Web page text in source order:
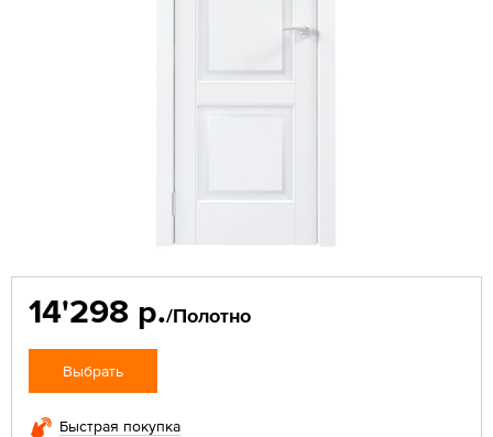
14'298 р./Полотно
Выбрать
Быстрая покупка